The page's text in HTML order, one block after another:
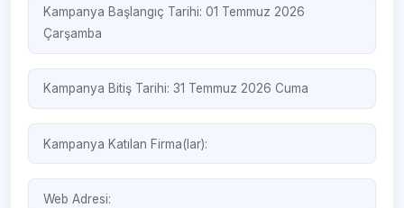
Kampanya Başlangıç Tarihi: 01 Temmuz 2026
Çarşamba
Kampanya Bitiş Tarihi: 31 Temmuz 2026 Cuma
Kampanya Katılan Firma(lar):
Web Adresi: